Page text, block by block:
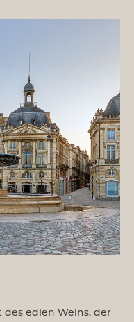
des edlen Weins, der